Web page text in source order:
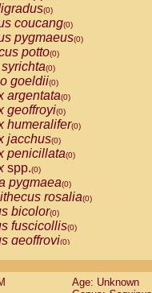
(0)
coucang(0)
pygmaeus(0)
potto(0)
(0)
goeldii(0)
argentata(0)
geoffroyi(0)
humeralifer(0)
jacchus(0)
penicillata(0)
spp.(0)
pygmaea(0)
rosalia(0)
bicolor(0)
fuscicollis(0)
geoffroyi(0)
labiatus(0)
leucopus (0)Age: Unknown